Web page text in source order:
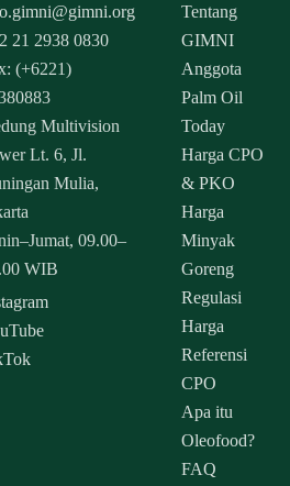
21 2938 0830
(+6221)
Multivision
Lt. 6, Jl.
Mulia,
09.00–
WIB
Tentang
GIMNI
Anggota
Palm Oil
Today
Harga CPO
& PKO
Harga
Minyak
Goreng
Regulasi
Harga
Referensi
CPO
Apa itu
Oleofood?
FAQ